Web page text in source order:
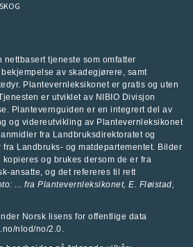
nettbasert tjeneste som omfatter
av skadegjørere, samt
Plantevernleksikonet er gratis og uten
er utviklet av NIBIO Divisjon
. Plantevernguiden er en integrert del av
og videreutvikling av Plantevernleksikonet
fra Landbruksdirektoratetog
fra Landbruks- og matdepartementet. Bilder
og brukes dersom de er fra
ansatte, og det refereres til rett
... fra Plantevernleksikonet, E. Fløistad,
Norsk lisens for offentlige data
nlod/no/2.0.